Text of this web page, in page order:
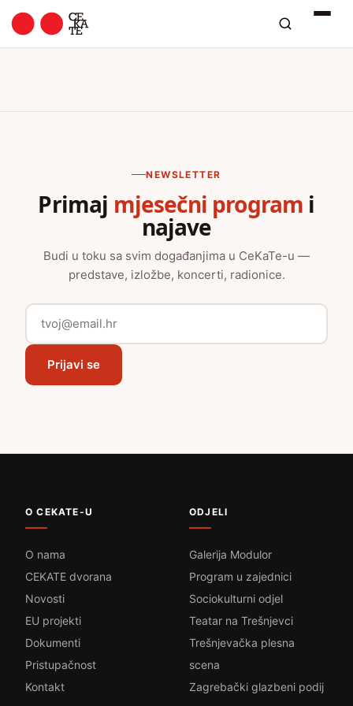
NEWSLETTER
Primaj mjesečni program i
najave
Budi u toku sa svim događanjima u CeKaTe-u —
predstave, izložbe, koncerti, radionice.
Prijavi se
O CEKATE-U
O nama
CEKATE dvorana
Novosti
EU projekti
Dokumenti
Pristupačnost
Kontakt
ODJELI
Galerija Modulor
Program u zajednici
Sociokulturni odjel
Teatar na Trešnjevci
Trešnjevačka plesna
scena
Zagrebački glazbeni podij